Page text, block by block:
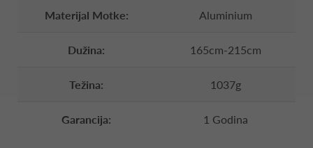
Materijal Motke: Aluminium
Dužina: 165cm-215cm
Težina: 1037g
Garancija: 1 Godina